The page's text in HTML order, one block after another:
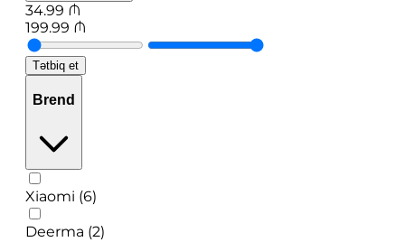
34.99 ₼
199.99 ₼
Tətbiq et
Brend
Xiaomi (6)
Deerma (2)